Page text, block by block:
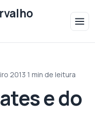
2013 1 min de leitura
e do